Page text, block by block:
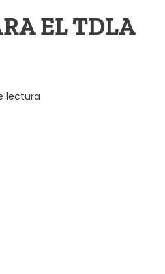
EL TDLA
lectura